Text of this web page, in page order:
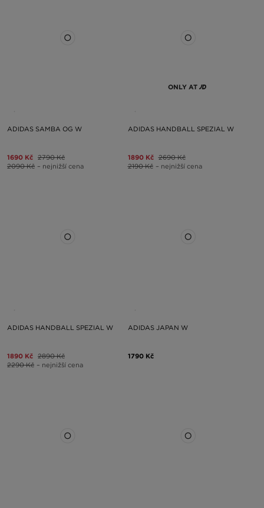
ADIDAS SAMBA OG W
1690 Kč 2790 Kč
2090 Kč – nejnižší cena
ONLY AT
ADIDAS HANDBALL SPEZIAL W
1890 Kč 2690 Kč
2190 Kč – nejnižší cena
ADIDAS HANDBALL SPEZIAL W
1890 Kč 2890 Kč
2290 Kč – nejnižší cena
ADIDAS JAPAN W
1790 Kč